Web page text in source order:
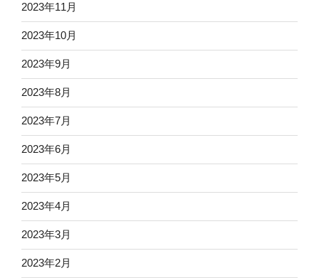
2023年11月
2023年10月
2023年9月
2023年8月
2023年7月
2023年6月
2023年5月
2023年4月
2023年3月
2023年2月